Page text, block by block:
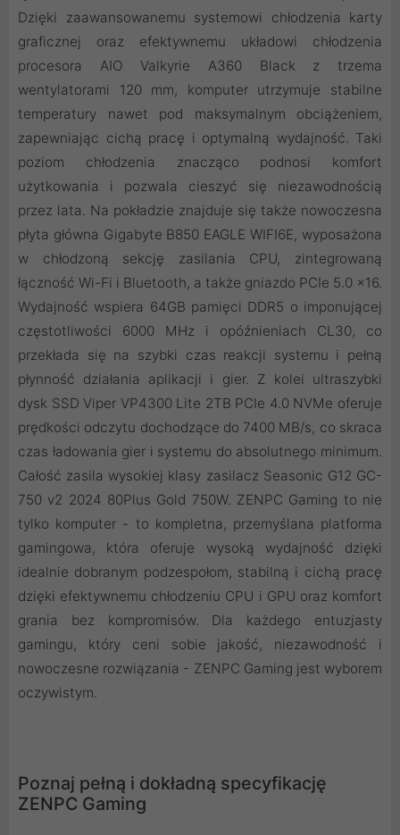
Dzięki zaawansowanemu systemowi chłodzenia karty
graficznej oraz efektywnemu układowi chłodzenia
procesora AIO Valkyrie A360 Black z trzema
wentylatorami 120 mm, komputer utrzymuje stabilne
temperatury nawet pod maksymalnym obciążeniem,
zapewniając cichą pracę i optymalną wydajność. Taki
poziom chłodzenia znacząco podnosi komfort
użytkowania i pozwala cieszyć się niezawodnością
przez lata. Na pokładzie znajduje się także nowoczesna
płyta główna Gigabyte B850 EAGLE WIFI6E, wyposażona
w chłodzoną sekcję zasilania CPU, zintegrowaną
łączność Wi-Fi i Bluetooth, a także gniazdo PCIe 5.0 x16.
Wydajność wspiera 64GB pamięci DDR5 o imponującej
częstotliwości 6000 MHz i opóźnieniach CL30, co
przekłada się na szybki czas reakcji systemu i pełną
płynność działania aplikacji i gier. Z kolei ultraszybki
dysk SSD Viper VP4300 Lite 2TB PCIe 4.0 NVMe oferuje
prędkości odczytu dochodzące do 7400 MB/s, co skraca
czas ładowania gier i systemu do absolutnego minimum.
Całość zasila wysokiej klasy zasilacz Seasonic G12 GC-
750 v2 2024 80Plus Gold 750W. ZENPC Gaming to nie
tylko komputer - to kompletna, przemyślana platforma
gamingowa, która oferuje wysoką wydajność dzięki
idealnie dobranym podzespołom, stabilną i cichą pracę
dzięki efektywnemu chłodzeniu CPU i GPU oraz komfort
grania bez kompromisów. Dla każdego entuzjasty
gamingu, który ceni sobie jakość, niezawodność i
nowoczesne rozwiązania - ZENPC Gaming jest wyborem
oczywistym.
Poznaj pełną i dokładną specyfikację
ZENPC Gaming